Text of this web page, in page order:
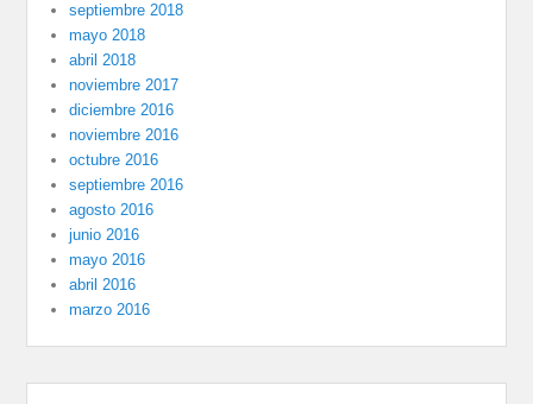
septiembre 2018
mayo 2018
abril 2018
noviembre 2017
diciembre 2016
noviembre 2016
octubre 2016
septiembre 2016
agosto 2016
junio 2016
mayo 2016
abril 2016
marzo 2016